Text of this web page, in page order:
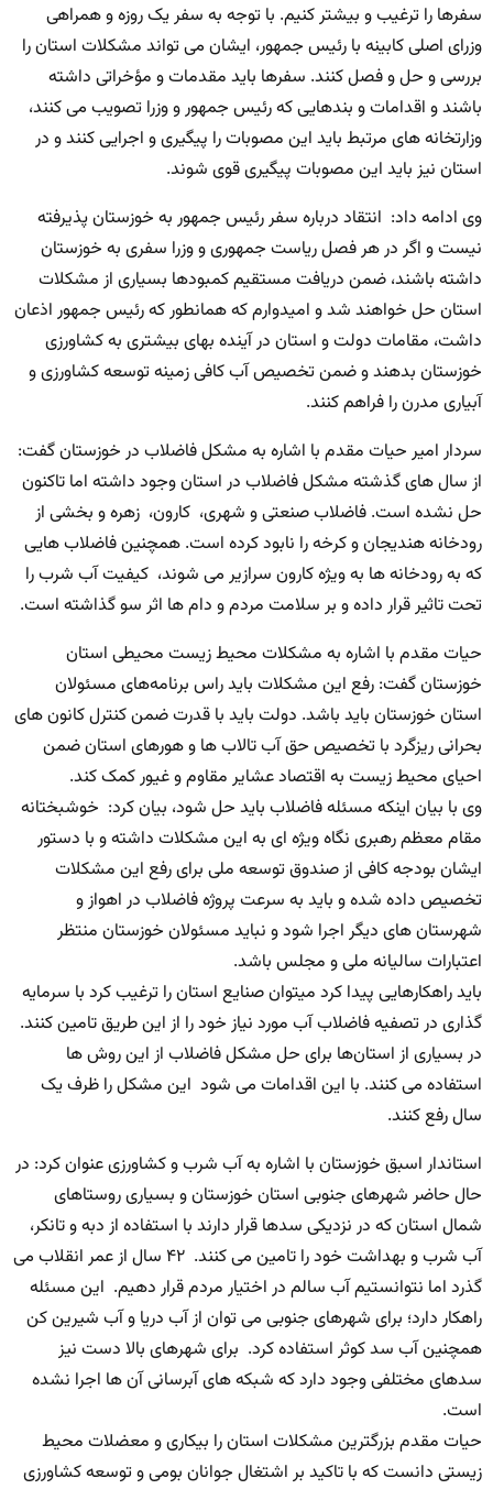
سفرها را ترغیب و بیشتر کنیم. با توجه به سفر یک روزه و همراهی
وزرای اصلی کابینه با رئیس جمهور، ایشان می تواند مشکلات استان را
بررسی و حل و فصل کنند. سفرها باید مقدمات و مؤخراتی داشته
باشند و اقدامات و بندهایی که رئیس جمهور و وزرا تصویب می کنند،
وزارتخانه های مرتبط باید این مصوبات را پیگیری و اجرایی کنند و در
استان نیز باید این مصوبات پیگیری قوی شوند.
وی ادامه داد: انتقاد درباره سفر رئیس جمهور به خوزستان پذیرفته
نیست و اگر در هر فصل ریاست جمهوری و وزرا سفری به خوزستان
داشته باشند، ضمن دریافت مستقیم کمبودها بسیاری از مشکلات
استان حل خواهند شد و امیدوارم که همانطور که رئیس جمهور اذعان
داشت، مقامات دولت و استان در آینده بهای بیشتری به کشاورزی
خوزستان بدهند و ضمن تخصیص آب کافی زمینه توسعه کشاورزی و
آبیاری مدرن را فراهم کنند.
سردار امیر حیات مقدم با اشاره به مشکل فاضلاب در خوزستان گفت:
از سال های گذشته مشکل فاضلاب در استان وجود داشته اما تاکنون
حل نشده است. فاضلاب صنعتی و شهری، کارون، زهره و بخشی از
رودخانه هندیجان و کرخه را نابود کرده است. همچنین فاضلاب هایی
که به رودخانه ها به ویژه کارون سرازیر می شوند، کیفیت آب شرب را
تحت تاثیر قرار داده و بر سلامت مردم و دام ها اثر سو گذاشته است.
حیات مقدم با اشاره به مشکلات محیط زیست محیطی استان
خوزستان گفت: رفع این مشکلات باید راس برنامه‌های مسئولان
استان خوزستان باید باشد. دولت باید با قدرت ضمن کنترل کانون های
بحرانی ریزگرد با تخصیص حق آب تالاب ها و هورهای استان ضمن
احیای محیط زیست به اقتصاد عشایر مقاوم و غیور کمک کند.
وی با بیان اینکه مسئله فاضلاب باید حل شود، بیان کرد: خوشبختانه
مقام معظم رهبری نگاه ویژه ای به این‌ مشکلات داشته و با دستور
ایشان بودجه کافی از صندوق توسعه ملی برای رفع این مشکلات
تخصیص داده شده و باید به سرعت پروژه فاضلاب در اهواز و
شهرستان های دیگر اجرا شود و نباید مسئولان خوزستان منتظر
اعتبارات سالیانه ملی و مجلس باشد.
باید راهکارهایی پیدا کرد میتوان صنایع استان را ترغیب کرد با سرمایه
گذاری در تصفیه فاضلاب آب مورد نیاز خود را از این طریق تامین کنند.
در بسیاری از استان‌ها برای حل مشکل فاضلاب از این روش ها
استفاده می کنند. با این اقدامات می شود این مشکل را ظرف یک
سال رفع کنند.
استاندار اسبق خوزستان با اشاره به آب شرب و کشاورزی عنوان کرد: در
حال حاضر شهرهای جنوبی استان خوزستان و بسیاری روستاهای
شمال استان که در نزدیکی سدها قرار دارند با استفاده از دبه و تانکر،
آب شرب و بهداشت خود را تامین می کنند. ۴۲ سال از عمر انقلاب می
گذرد اما نتوانستیم آب سالم در اختیار مردم قرار دهیم. این مسئله
راهکار دارد؛ برای شهرهای جنوبی می توان از آب دریا و آب شیرین کن
همچنین آب سد کوثر استفاده کرد. برای شهرهای بالا دست نیز
سدهای مختلفی وجود دارد که شبکه های آبرسانی آن ها اجرا نشده
است.
حیات مقدم بزرگترین مشکلات استان را بیکاری و معضلات محیط
زیستی دانست که با تاکید بر اشتغال جوانان بومی و توسعه کشاورزی